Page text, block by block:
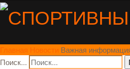
Главная Новости Важная
Поиск...